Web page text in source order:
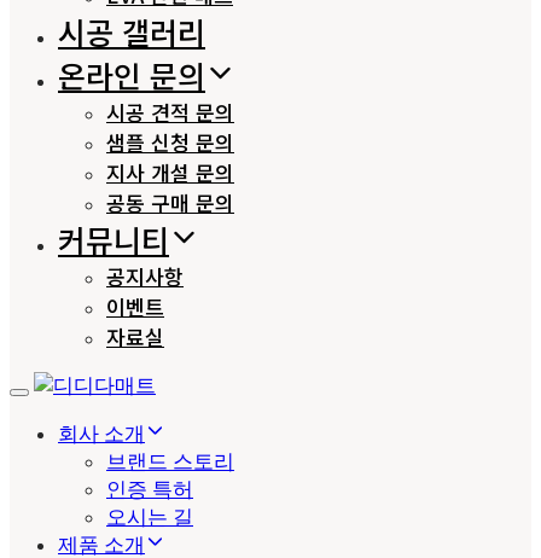
시공 갤러리
온라인 문의
시공 견적 문의
샘플 신청 문의
지사 개설 문의
공동 구매 문의
커뮤니티
공지사항
이벤트
자료실
Toggle
navigation
회사 소개
브랜드 스토리
인증 특허
오시는 길
제품 소개